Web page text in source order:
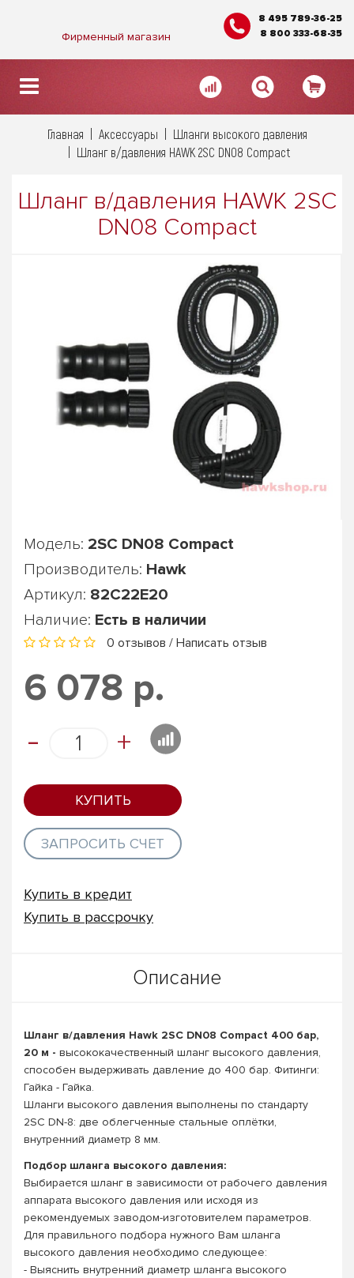
Фирменный магазин
8 495 789-36-25
8 800 333-68-35
Главная Аксессуары
Шланги высокого давления
Шланг в/давления HAWK 2SС DN08 Compact
Шланг в/давления HAWK 2SС
DN08 Compact
Модель: 2SС DN08 Compact
Производитель: Hawk
Артикул: 82C22E20
Наличие: Есть в наличии
0 отзывов / Написать отзыв
6 078 р.
- +
КУПИТЬ
ЗАПРОСИТЬ СЧЕТ
Купить в кредит
Купить в рассрочку
Описание
Шланг в/давления Hawk 2SС DN08 Compact 400 бар,
20 м - высококачественный шланг высокого давления,
способен выдерживать давление до 400 бар. Фитинги:
Гайка - Гайка.
Шланги высокого давления выполнены по стандарту
2SC DN-8: две облегченные стальные оплётки,
внутренний диаметр 8 мм.
Подбор шланга высокого давления:
Выбирается шланг в зависимости от рабочего давления
аппарата высокого давления или исходя из
рекомендуемых заводом-изготовителем параметров.
Для правильного подбора нужного Вам шланга
высокого давления необходимо следующее:
- Выяснить внутренний диаметр шланга высокого